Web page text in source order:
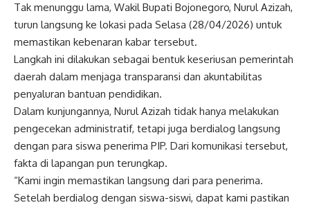
Tak menunggu lama, Wakil Bupati Bojonegoro, Nurul Azizah,
turun langsung ke lokasi pada Selasa (28/04/2026) untuk
memastikan kebenaran kabar tersebut.
Langkah ini dilakukan sebagai bentuk keseriusan pemerintah
daerah dalam menjaga transparansi dan akuntabilitas
penyaluran bantuan pendidikan.
Dalam kunjungannya, Nurul Azizah tidak hanya melakukan
pengecekan administratif, tetapi juga berdialog langsung
dengan para siswa penerima PIP. Dari komunikasi tersebut,
fakta di lapangan pun terungkap.
“Kami ingin memastikan langsung dari para penerima.
Setelah berdialog dengan siswa-siswi, dapat kami pastikan